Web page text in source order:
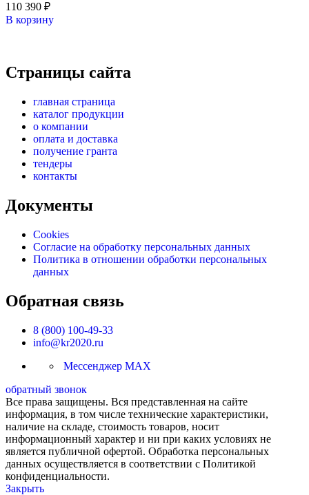
110 390 ₽
В корзину
Страницы сайта
главная страница
каталог продукции
о компании
оплата и доставка
получение гранта
тендеры
контакты
Документы
Cookies
Согласие на обработку персональных данных
Политика в отношении обработки персональных
данных
Обратная связь
8 (800) 100-49-33
info@kr2020.ru
Мессенджер MAX
обратный звонок
Все права защищены. Вся представленная на сайте
информация, в том числе технические характеристики,
наличие на складе, стоимость товаров, носит
информационный характер и ни при каких условиях не
является публичной офертой. Обработка персональных
данных осуществляется в соответствии с Политикой
конфиденциальности.
Закрыть